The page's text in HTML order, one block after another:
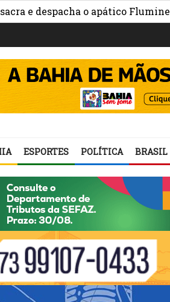
despacha o apático Fluminense »
ESPORTES POLÍTICA BRASIL